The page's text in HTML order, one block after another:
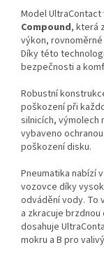
Model
Compound, která
výkon,
Díky této
bezpečnosti a
Robustní
poškození při
silnicích, výmolech
vybaveno
poškození disku.
Pneumatika nabízí
vozovce díky
odvádění vody. To
a zkracuje
dosahuje
mokru a B pro